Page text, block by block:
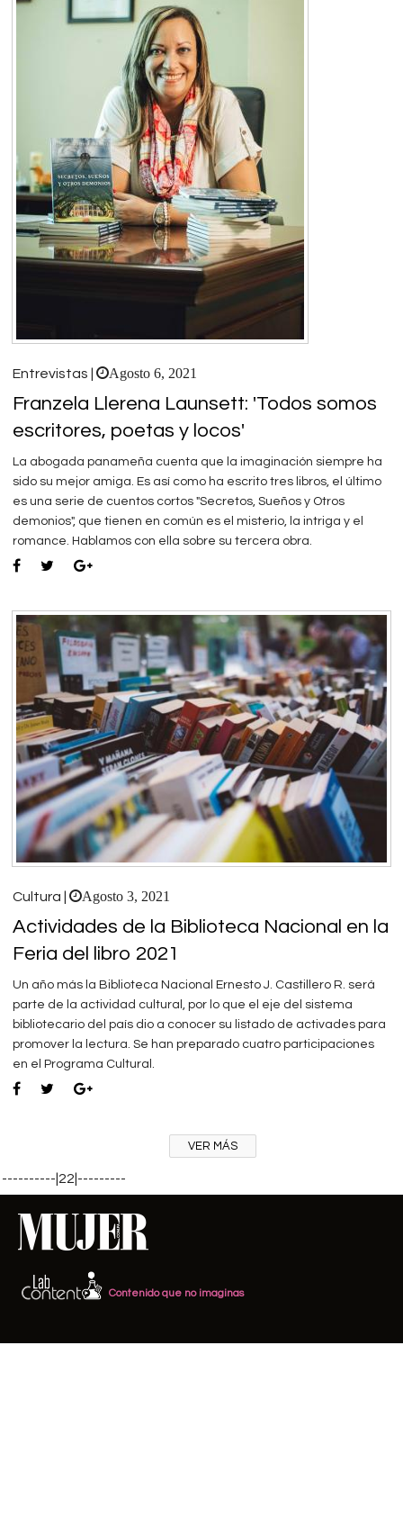
Entrevistas | Agosto 6, 2021
Franzela Llerena Launsett: 'Todos somos
escritores, poetas y locos'
La abogada panameña cuenta que la imaginación siempre ha
sido su mejor amiga. Es así como ha escrito tres libros, el último
es una serie de cuentos cortos "Secretos, Sueños y Otros
demonios", que tienen en común es el misterio, la intriga y el
romance. Hablamos con ella sobre su tercera obra.
Cultura | Agosto 3, 2021
Actividades de la Biblioteca Nacional en la
Feria del libro 2021
Un año más la Biblioteca Nacional Ernesto J. Castillero R. será
parte de la actividad cultural, por lo que el eje del sistema
bibliotecario del país dio a conocer su listado de activades para
promover la lectura. Se han preparado cuatro participaciones
en el Programa Cultural.
VER MÁS
----------|22|---------
Contenido que no imaginas